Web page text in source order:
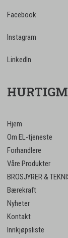
Facebook
Instagram
LinkedIn
Hjem
Om EL-tjeneste
Forhandlere
Våre Produkter
BROSJYRER &
Bærekraft
Nyheter
Kontakt
Innkjøpsliste